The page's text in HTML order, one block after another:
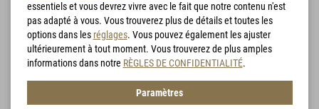
essentiels et vous devrez vivre avec le fait que notre contenu n'est
pas adapté à vous. Vous trouverez plus de détails et toutes les
options dans les réglages. Vous pouvez également les ajuster
ultérieurement à tout moment. Vous trouverez de plus amples
informations dans notre RÈGLES DE CONFIDENTIALITÉ.
Paramètres